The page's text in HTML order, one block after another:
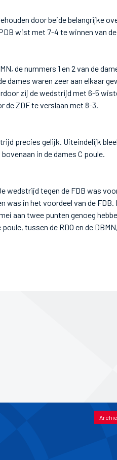
door beide belangrijke
wist met 7-4 te winnen van de
de nummers 1 en 2 van de
dames waren zeer aan elkaar
zij de wedstrijd met 6-5
de ZDF te verslaan met 8-3.
precies gelijk. Uiteindelijk
in de dames C poule.
wedstrijd tegen de FDB was
in het voordeel van de FDB.
aan twee punten genoeg
tussen de RDO en de